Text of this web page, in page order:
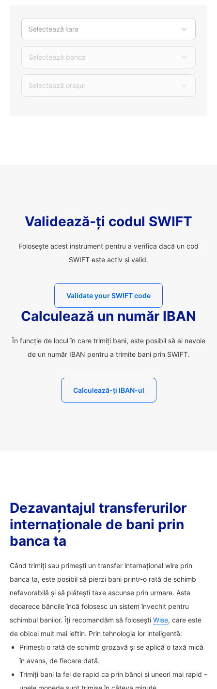
Selectează tara
Selectează banca
Selectează orașul
Validează-ți codul SWIFT
Folosește acest instrument pentru a verifica dacă un cod
SWIFT este activ și valid.
Validate your SWIFT code
Calculează un număr IBAN
În funcție de locul în care trimiți bani, este posibil să ai nevoie
de un număr IBAN pentru a trimite bani prin SWIFT.
Calculează-ți IBAN-ul
Dezavantajul transferurilor
internaționale de bani prin
banca ta
Când trimiți sau primești un transfer internațional wire prin
banca ta, este posibil să pierzi bani printr-o rată de schimb
nefavorabilă și să plătești taxe ascunse prin urmare. Asta
deoarece băncile încă folosesc un sistem învechit pentru
schimbul banilor. Îți recomandăm să folosești Wise, care este
de obicei mult mai ieftin. Prin tehnologia lor inteligentă:
Primești o rată de schimb grozavă și se aplică o taxă mică
în avans, de fiecare dată.
Trimiți bani la fel de rapid ca prin bănci și uneori mai rapid –